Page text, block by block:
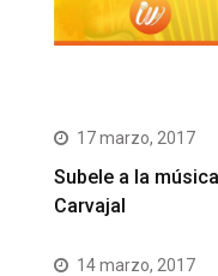
17 marzo, 2017
Subele a la
Carvajal
14 marzo, 2017